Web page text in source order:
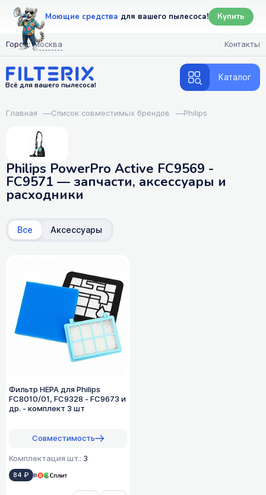
Моющие средства для вашего пылесоса! Купить
Город: Москва Контакты
Всё для вашего пылесоса!
Каталог
Главная —Список совместимых брендов —Philips
Philips PowerPro Active FC9569 -
FC9571 — запчасти, аксессуары и
расходники
Все Аксессуары
Фильтр HEPA для Philips
FC8010/01, FC9328 - FC9673 и
др. - комплект 3 шт
Совместимость
Комплектация шт.: 3
84 ₽ в